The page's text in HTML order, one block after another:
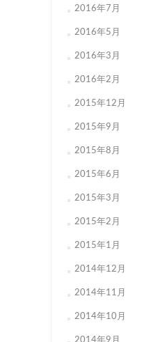
2016年7月
2016年5月
2016年3月
2016年2月
2015年12月
2015年9月
2015年8月
2015年6月
2015年3月
2015年2月
2015年1月
2014年12月
2014年11月
2014年10月